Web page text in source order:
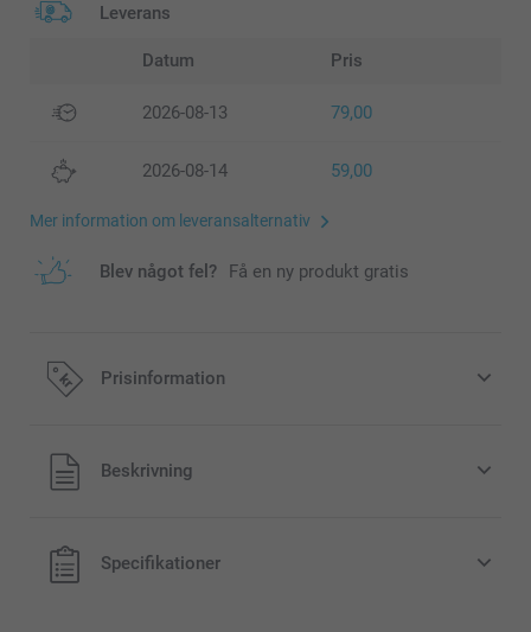
Leverans
Datum Pris
2026-08-13 79,00
2026-08-14 59,00
Mer information om leveransalternativ
Blev något fel? Få en ny produkt gratis
Prisinformation
Alla priser är i svenska kronor (SEK), inklusive moms och
exklusive porto.
Beskrivning
Specifikationer